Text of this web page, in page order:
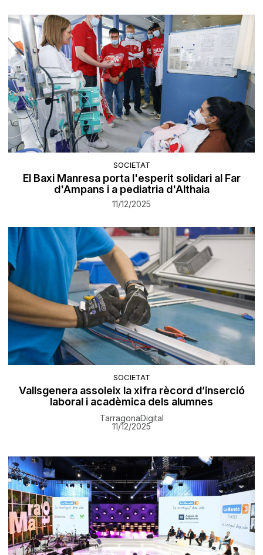
SOCIETAT
El Baxi Manresa porta l'esperit solidari al Far
d'Ampans i a pediatria d'Althaia
11/12/2025
SOCIETAT
Vallsgenera assoleix la xifra rècord d’inserció
laboral i acadèmica dels alumnes
TarragonaDigital
11/12/2025